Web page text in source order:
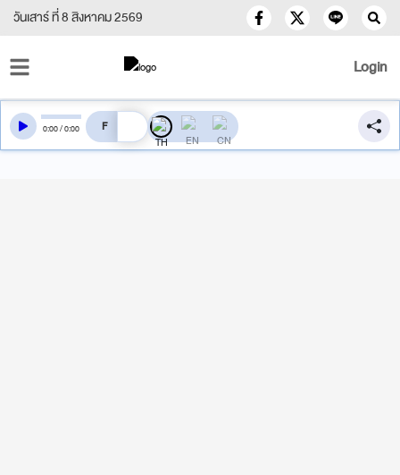
วันเสาร์ ที่ 8 สิงหาคม 2569
Login
0:00/0:00 สลับเสียงอ่าน